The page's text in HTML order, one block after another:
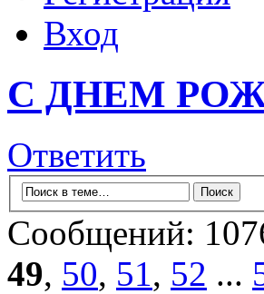
Вход
С ДНЕМ
Ответить
Сообщений:
49, 50, 51, 52 ...